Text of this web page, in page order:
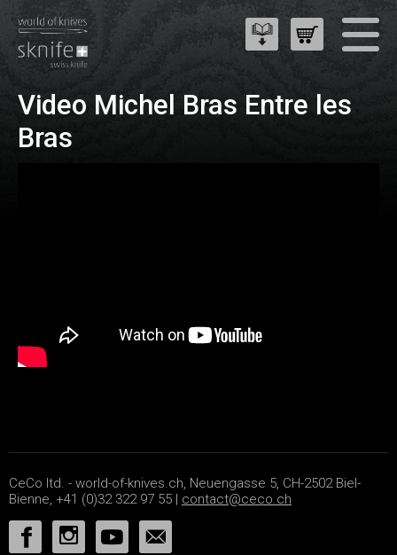
Video Michel Bras Entre les
Bras
CeCo ltd. - world-of-knives.ch, Neuengasse 5, CH-2502 Biel-
Bienne, +41 (0)32 322 97 55 | contact@ceco.ch